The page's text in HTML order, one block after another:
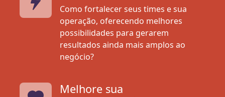
Como fortalecer seus times e sua
operação, oferecendo melhores
possibilidades para gerarem
resultados ainda mais amplos ao
negócio?
Melhore sua